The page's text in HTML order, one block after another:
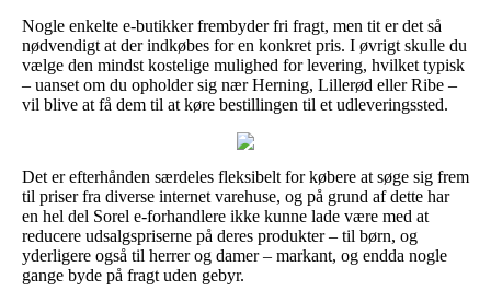
Nogle enkelte e-butikker frembyder fri fragt, men tit er det så
nødvendigt at der indkøbes for en konkret pris. I øvrigt skulle du
vælge den mindst kostelige mulighed for levering, hvilket typisk
– uanset om du opholder sig nær Herning, Lillerød eller Ribe –
vil blive at få dem til at køre bestillingen til et udleveringssted.
Det er efterhånden særdeles fleksibelt for købere at søge sig frem
til priser fra diverse internet varehuse, og på grund af dette har
en hel del Sorel e-forhandlere ikke kunne lade være med at
reducere udsalgspriserne på deres produkter – til børn, og
yderligere også til herrer og damer – markant, og endda nogle
gange byde på fragt uden gebyr.